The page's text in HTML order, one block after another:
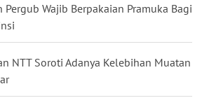
Pergub Wajib Berpakaian Pramuka Bagi
NTT Soroti Adanya Kelebihan Muatan